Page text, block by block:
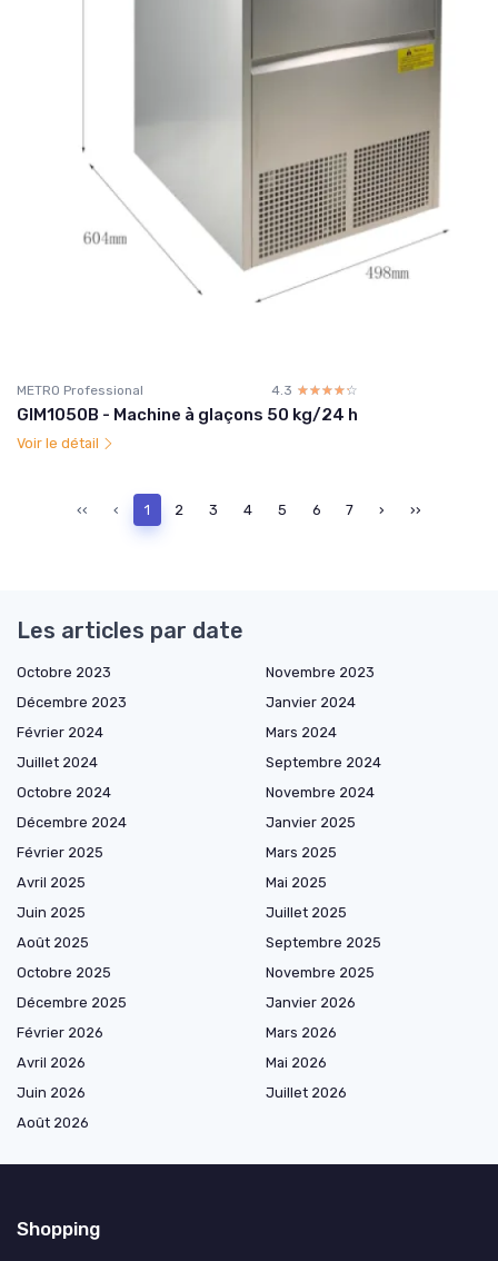
METRO Professional 4.3 ☆☆☆☆☆
★★★★★
GIM1050B - Machine à glaçons 50 kg/24 h
Voir le détail
‹‹ ‹ 1 2 3 4 5 6 7 › ››
Les articles par date
Octobre 2023
Novembre 2023
Décembre 2023
Janvier 2024
Février 2024
Mars 2024
Juillet 2024
Septembre 2024
Octobre 2024
Novembre 2024
Décembre 2024
Janvier 2025
Février 2025
Mars 2025
Avril 2025
Mai 2025
Juin 2025
Juillet 2025
Août 2025
Septembre 2025
Octobre 2025
Novembre 2025
Décembre 2025
Janvier 2026
Février 2026
Mars 2026
Avril 2026
Mai 2026
Juin 2026
Juillet 2026
Août 2026
Shopping